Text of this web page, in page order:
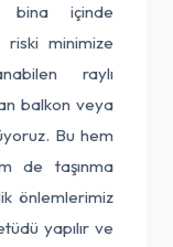
bina içinde
riski minimize
raylı
balkon veya
Bu hem
de taşınma
önlemlerimiz
yapılır ve